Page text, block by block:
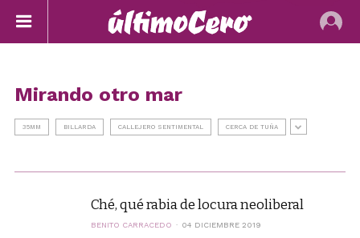
Mirando otro mar
35MM BILLARDA CALLEJERO SENTIMENTAL CERCA DE TUÑA
Ché, qué rabia de locura neoliberal
BENITO CARRACEDO 04 DICIEMBRE 2019